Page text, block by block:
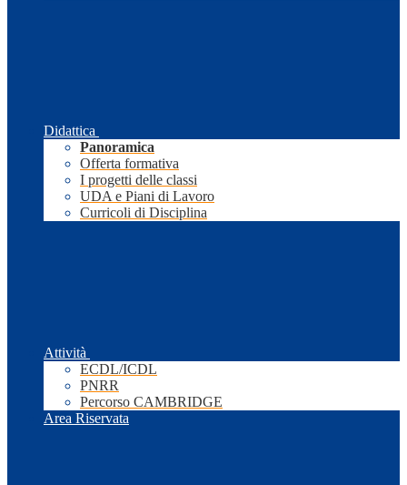
Didattica
Panoramica
Offerta formativa
I progetti delle classi
UDA e Piani di Lavoro
Curricoli di Disciplina
Attività
ECDL/ICDL
PNRR
Percorso CAMBRIDGE
Area Riservata